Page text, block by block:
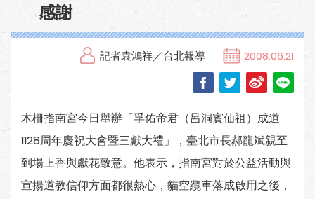
感謝
記者袁鴻祥／台北報導 2008.06.21
木柵指南宮今日舉辦「孚佑帝君（呂洞賓仙祖）成道
1128周年慶祝大會暨三獻大禮」，臺北市長郝龍斌親至
到場上香與獻花致意。他表示，指南宮對於公益活動與
宣揚道教信仰方面都很熱心，貓空纜車落成啟用之後，